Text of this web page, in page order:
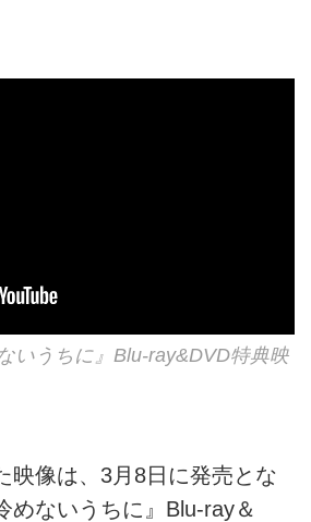
いうちに』Blu-ray&DVD特典映
像は、3月8日に発売とな
めないうちに』Blu-ray＆